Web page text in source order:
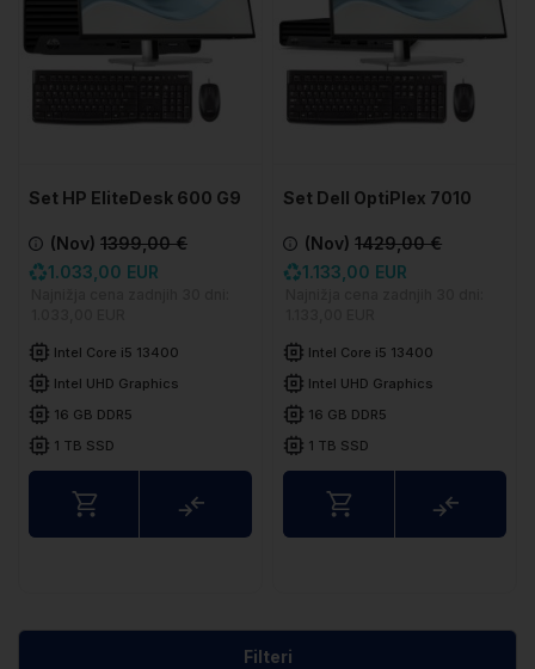
Set HP EliteDesk 600 G9
(Nov) 1399,00 €
1.033,00 EUR
Intel Core i5 13400
Intel UHD Graphics
16 GB DDR5
1 TB SSD
Set Dell OptiPlex 7010
(Nov)1429,00 €
1.133,00 EUR
Intel Core i5 13400
Intel UHD Graphics
16 GB DDR5
1 TB SSD
Filteri